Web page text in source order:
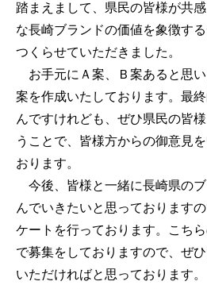
踏まえまして、県民の皆様が共
な長崎ブランドの価値を象徴す
つくらせていただきました。
お手元にＡ案、Ｂ案あると思い
案を作成いたしております。最
んですけれども、ぜひ県民の皆
うことで、皆様方からの御意見
おります。
今後、皆様と一緒に長崎県の
んでいきたいと思っております
ケートを行っております。こち
で募集をしておりますので、ぜ
いただければと思っております。